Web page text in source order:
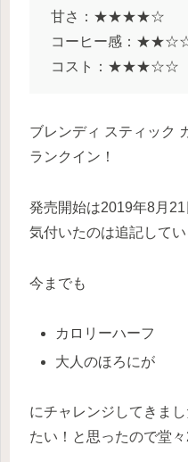
甘さ：★★★★☆
コーヒー感：
コスト：★★★☆☆
ブレンディ スティック
ランクイン！
発売開始は2019年8月
気付いたのは追記して
今までも
カロリーハーフ
大人のほろにが
にチャレンジしてきま
たい！と思ったので堂